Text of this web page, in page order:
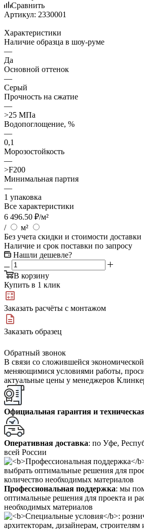
Сравнить
Артикул: 2330001
Характеристики
Наличие образца в шоу-руме
—
Да
Основной оттенок
—
Серый
Прочность на сжатие
—
>25 МПа
Водопоглощение, %
—
0,1
Морозостойкость
—
>F200
Минимальная партия
—
1 упаковка
Все характеристики
6 496.50 ₽/м²
/
м²
Без учета скидки и стоимости доставки
Наличие и срок поставки по запросу
Нашли дешевле?
В корзину
Купить в 1 клик
Заказать расчёты с монтажом
Заказать образец
Обратный звонок
В связи со сложившейся
меняющимися условиями работы,
актуальные цены у менеджеров
Официальная гарантия и
Оперативная доставка: по Уфе,
всей России
Профессиональная поддержка: мы
оптимальные решения для проекта и
необходимых материалов